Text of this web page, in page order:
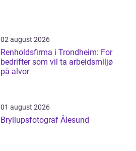
02 august 2026
Renholdsfirma i Trondheim: For
bedrifter som vil ta arbeidsmiljø
på alvor
01 august 2026
Bryllupsfotograf Ålesund